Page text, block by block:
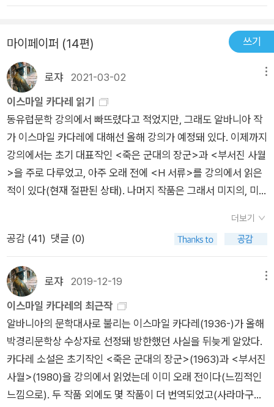
었다. 이들의 비극은 어쩌면 첫 만남에서부터 예견된 것이 아니었
자신이 여자를 감당할 수 없으리라 예상했었다. 그런 두 남녀가
만나 사랑에 빠졌다. 그리고 서로 많은 말을 했지만 사실은 절반
에 그친 말들이었을 뿐, 절대로 서로에게 모든 것을 드러내지 않
는다. 나란하지만 절대로 만날 수는 없는 평행선처럼 그들의 관계
가 지속될수록, 서로에 대한 욕망만큼 그들의 불안 역시 걷잡을
수 없이 커져간다. 만난 지 일주일 만에 중부유럽 어느 도시로 사
흘간 여행을 제안한 남자, 이 제안이 반갑지만 자신이 쉬운 여자
로 비춰질까 망설이는 여자, 그리고 남자의 저돌적인 태도에 못
이기듯 시작된 여행, 그렇게 유럽회의에 소속된 남자를 따라 유럽
는 눈빛과 절망으로 가라앉은 듯한 남자의 매력에 사로잡히고, 여
행 후 한동안 아무런 기별이 없는 남자 때문에 번민하기도 한다.
베스포르와의 만남은 당시의 사회 체제가 무너진 것보다 훨씬 강
력하게 로베나의 인생을 뒤흔든다. 평범한 연인들처럼 이들에게
도 권태가 찾아오고, 십여 년 동안 만남과 헤어짐을 거듭해오면서
이들의 관계는 더욱 기이해진다. 베스포르는 로베나가 곁에 있어
도 결핍감을 느끼고, 로베나는 베스포르와의 잊을 수 없는 밤들을
보낼 때마다 후회할 것을 알면서도 주체할 수 없는 사랑의 말들을
쏟아내고 만다. 누구보다 강렬하게 로베나를 욕망했지만 남자는
여자의 숨길 수 없는 마음을 엿볼 때마다 한발 더 도망치는 듯했
고, 심지어 여자가 또다른 관계를 만드는 것조차 말리지 않는다.
는 것이다.- P135그는 이젠 너무 늦었다고 했다. 어쩔 수 없는 노
릇이라고 하지만 그것만은 피하고 싶었다고, 조락하는 땅을 밟
고 싶지는 않았다고, 아직 해가 떠 있는 곳을 발견하고 싶었다
고. 에우리디케를데려오기 위해 지옥에 내려간 오르페우스의 이
야기는 다른 방식으로 해석되어야 해. 가령, 죽은 건 에우리디케
가 아니라 사랑이라는 식의 해석도 가능하지 않을까. 오르페우스
는 사랑을 되찾아오고 싶었던 거야. 하지만 어딘가에서 실수를 저
지르고 너무서두른 나머지 결국 사랑을 잃고 말지.- P136
마이페이퍼 (14편) 쓰기
로쟈2021-03-02
이스마일 카다레 읽기
동유럽문학 강의에서 빠뜨렸다고 적었지만, 그래도 알바니아 작
가 이스마일 카다레에 대해선 올해 강의가 예정돼 있다. 이제까지
강의에서는 초기 대표작인 <죽은 군대의 장군>과 <부서진 사월
>을 주로 다루었고, 아주 오래 전에 <H 서류>를 강의에서 읽은
적이 있다(현재 절판된 상태). 나머지 작품은 그래서 미지의, 미
('미크로로망'이면 우리식 경장편인가?) <광기의 풍토>를 제외
하고 그의 작품들을 연대순으로 정리해놓는다. 카다레 작품은 주
로 불어판 번역인데 알바니아어판과 발표연도가 다른 경우에는
알바니아어판에 따랐다. <죽은 군대의 장군>(1966)에서 <인형
>(2015)까지다. 1966 <죽은 군대의 장군> 1971 <돌의 연대기
> 1980 <부서진 사월> 1981 <꿈의 궁전> 1989 <H 파일> 19
92 <피라미드> 2003 <아가멤논의 딸> 2003 <누가 후계자
를 죽였는가> 2005 <광기의 풍토> 2008 <잘못된 만찬>200
9 <떠나지 못하는 여자> 2010 <사고> 2015 <인형>
더보기
공감 (41) 댓글 (0)
로쟈2019-12-19
이스마일 카다레의 최근작
알바니아의 문학대사로 불리는 이스마일 카다레(1936-)가 올해
박경리문학상 수상자로 선정돼 방한했던 사실을 뒤늦게 알았다.
카다레 소설은 초기작인 <죽은 군대의 장군>(1963)과 <부서진
사월>(1980)을 강의에서 읽었는데 이미 오래 전이다(느낌적인
느낌으로). 두 작품 외에도 몇 작품이 더 번역되었고(사라마구와